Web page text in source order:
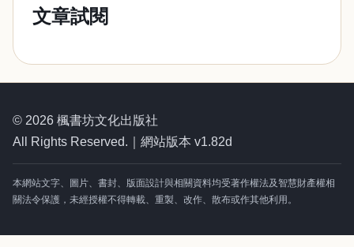
文章試閱
© 2026 楓書坊文化出版社
All Rights Reserved.｜網站版本 v1.82d
本網站文字、圖片、書封、版面設計與相關資料均受著作權法及智慧財產權相
關法令保護，未經授權不得轉載、重製、改作、散布或作其他利用。